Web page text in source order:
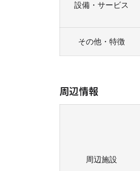
設備・サービス
その他・特徴
周辺情報
周辺施設